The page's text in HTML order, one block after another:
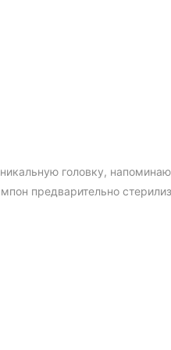
головку,
предварительно